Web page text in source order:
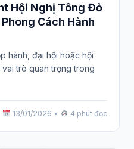
Hội Nghị Tông Đỏ
Cách Hành
hành, đại hội hoặc hội
trò quan trọng trong
13/01/2026 • 4 phút đọc